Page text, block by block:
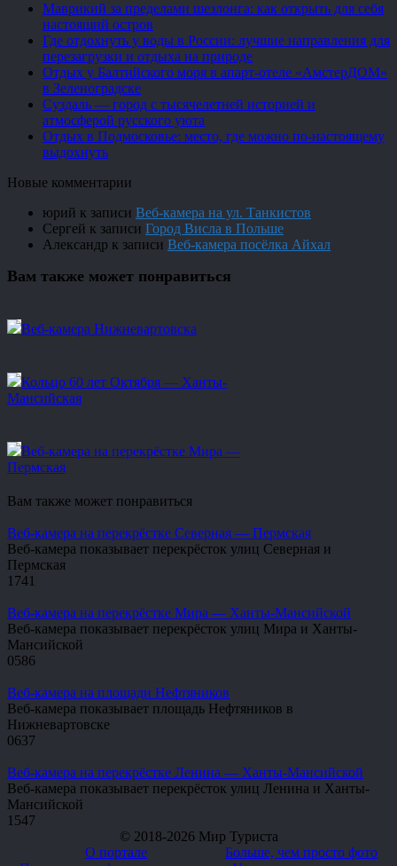
Маврикий за пределами шезлонга: как открыть для себя
настоящий остров
Где отдохнуть у воды в России: лучшие направления для
перезагрузки и отдыха на природе
Отдых у Балтийского моря в апарт-отеле «АмстерДОМ»
в Зеленоградске
Суздаль — город с тысячелетней историей и
атмосферой русского уюта
Отдых в Подмосковье: место, где можно по-настоящему
выдохнуть
Новые комментарии
юрий к записи Веб-камера на ул. Танкистов
Сергей к записи Город Висла в Польше
Александр к записи Веб-камера посёлка Айхал
Вам также может понравиться
Веб-камера Нижневартовска
Кольцо 60 лет Октября — Ханты-
Мансийская
Веб-камера на перекрёстке Мира —
Пермская
Вам также может понравиться
Веб-камера на перекрёстке Северная — Пермская
Веб-камера показывает перекрёсток улиц Северная и
Пермская
1 741
Веб-камера на перекрёстке Мира — Ханты-Мансийской
Веб-камера показывает перекрёсток улиц Мира и Ханты-
Мансийской
0586
Веб-камера на площади Нефтяников
Веб-камера показывает площадь Нефтяников в
Нижневартовске
0637
Веб-камера на перекрёстке Ленина — Ханты-Мансийской
Веб-камера показывает перекрёсток улиц Ленина и Ханты-
Мансийской
1 547
© 2018-2026 Мир Туриста
О портале
Больше, чем просто фото